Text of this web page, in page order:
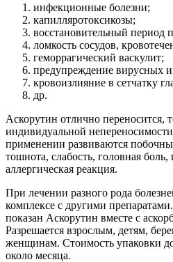
инфекционные болезни;
капилляротоксикозы;
восстановительный период
ломкость сосудов,
геморрагический васкулит;
предупреждение вирусных
кровоизлияние в сетчатку
др.
Аскорутин отлично переносится,
индивидуальной
применении развиваются
тошнота, слабость, головная
аллергическая реакция.
При лечении разного рода
комплексе с другими
показан Аскорутин вместе с
Разрешается взрослым, детям,
женщинам. Стоимость упаковки
около месяца.